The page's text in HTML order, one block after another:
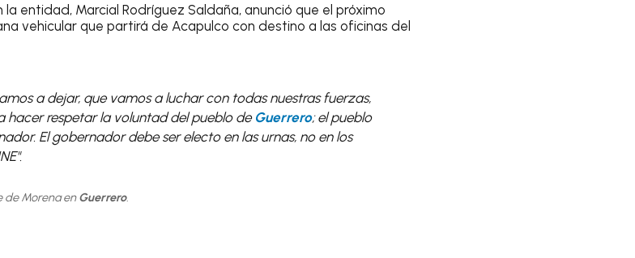
entidad, Marcial Rodríguez Saldaña, anunció que el próximo
vehicular que partirá de Acapulco con destino a las oficinas del
a dejar, que vamos a luchar con todas nuestras fuerzas,
hacer respetar la voluntad del pueblo de Guerrero; el pueblo
El gobernador debe ser electo en las urnas, no en los
de Morena enGuerrero.